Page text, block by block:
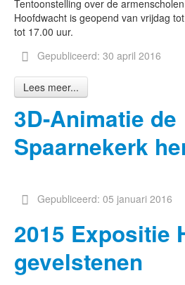
Tentoonstelling over de
Hoofdwacht is geopend van vrijdag
tot 17.00 uur.
Gepubliceerd: 30 april 2016
Lees meer...
3D-Animatie de
Spaarnekerk
Gepubliceerd: 05 januari 2016
2015 Expositie
gevelstenen